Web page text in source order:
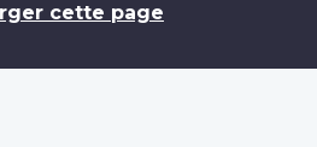
cette page